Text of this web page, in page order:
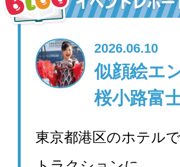
2026.06.10
似顔絵エ
桜小路富
東京都港区のホテル